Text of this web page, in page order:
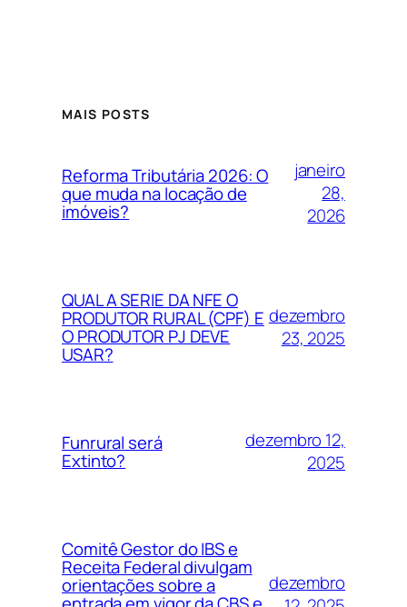
MAIS POSTS
Reforma Tributária 2026: O
que muda na locação de
imóveis?
janeiro
28,
2026
QUAL A SERIE DA NFE O
PRODUTOR RURAL (CPF) E
O PRODUTOR PJ DEVE
USAR?
dezembro
23, 2025
Funrural será
Extinto?
dezembro 12,
2025
Comitê Gestor do IBS e
Receita Federal divulgam
orientações sobre a
dezembro